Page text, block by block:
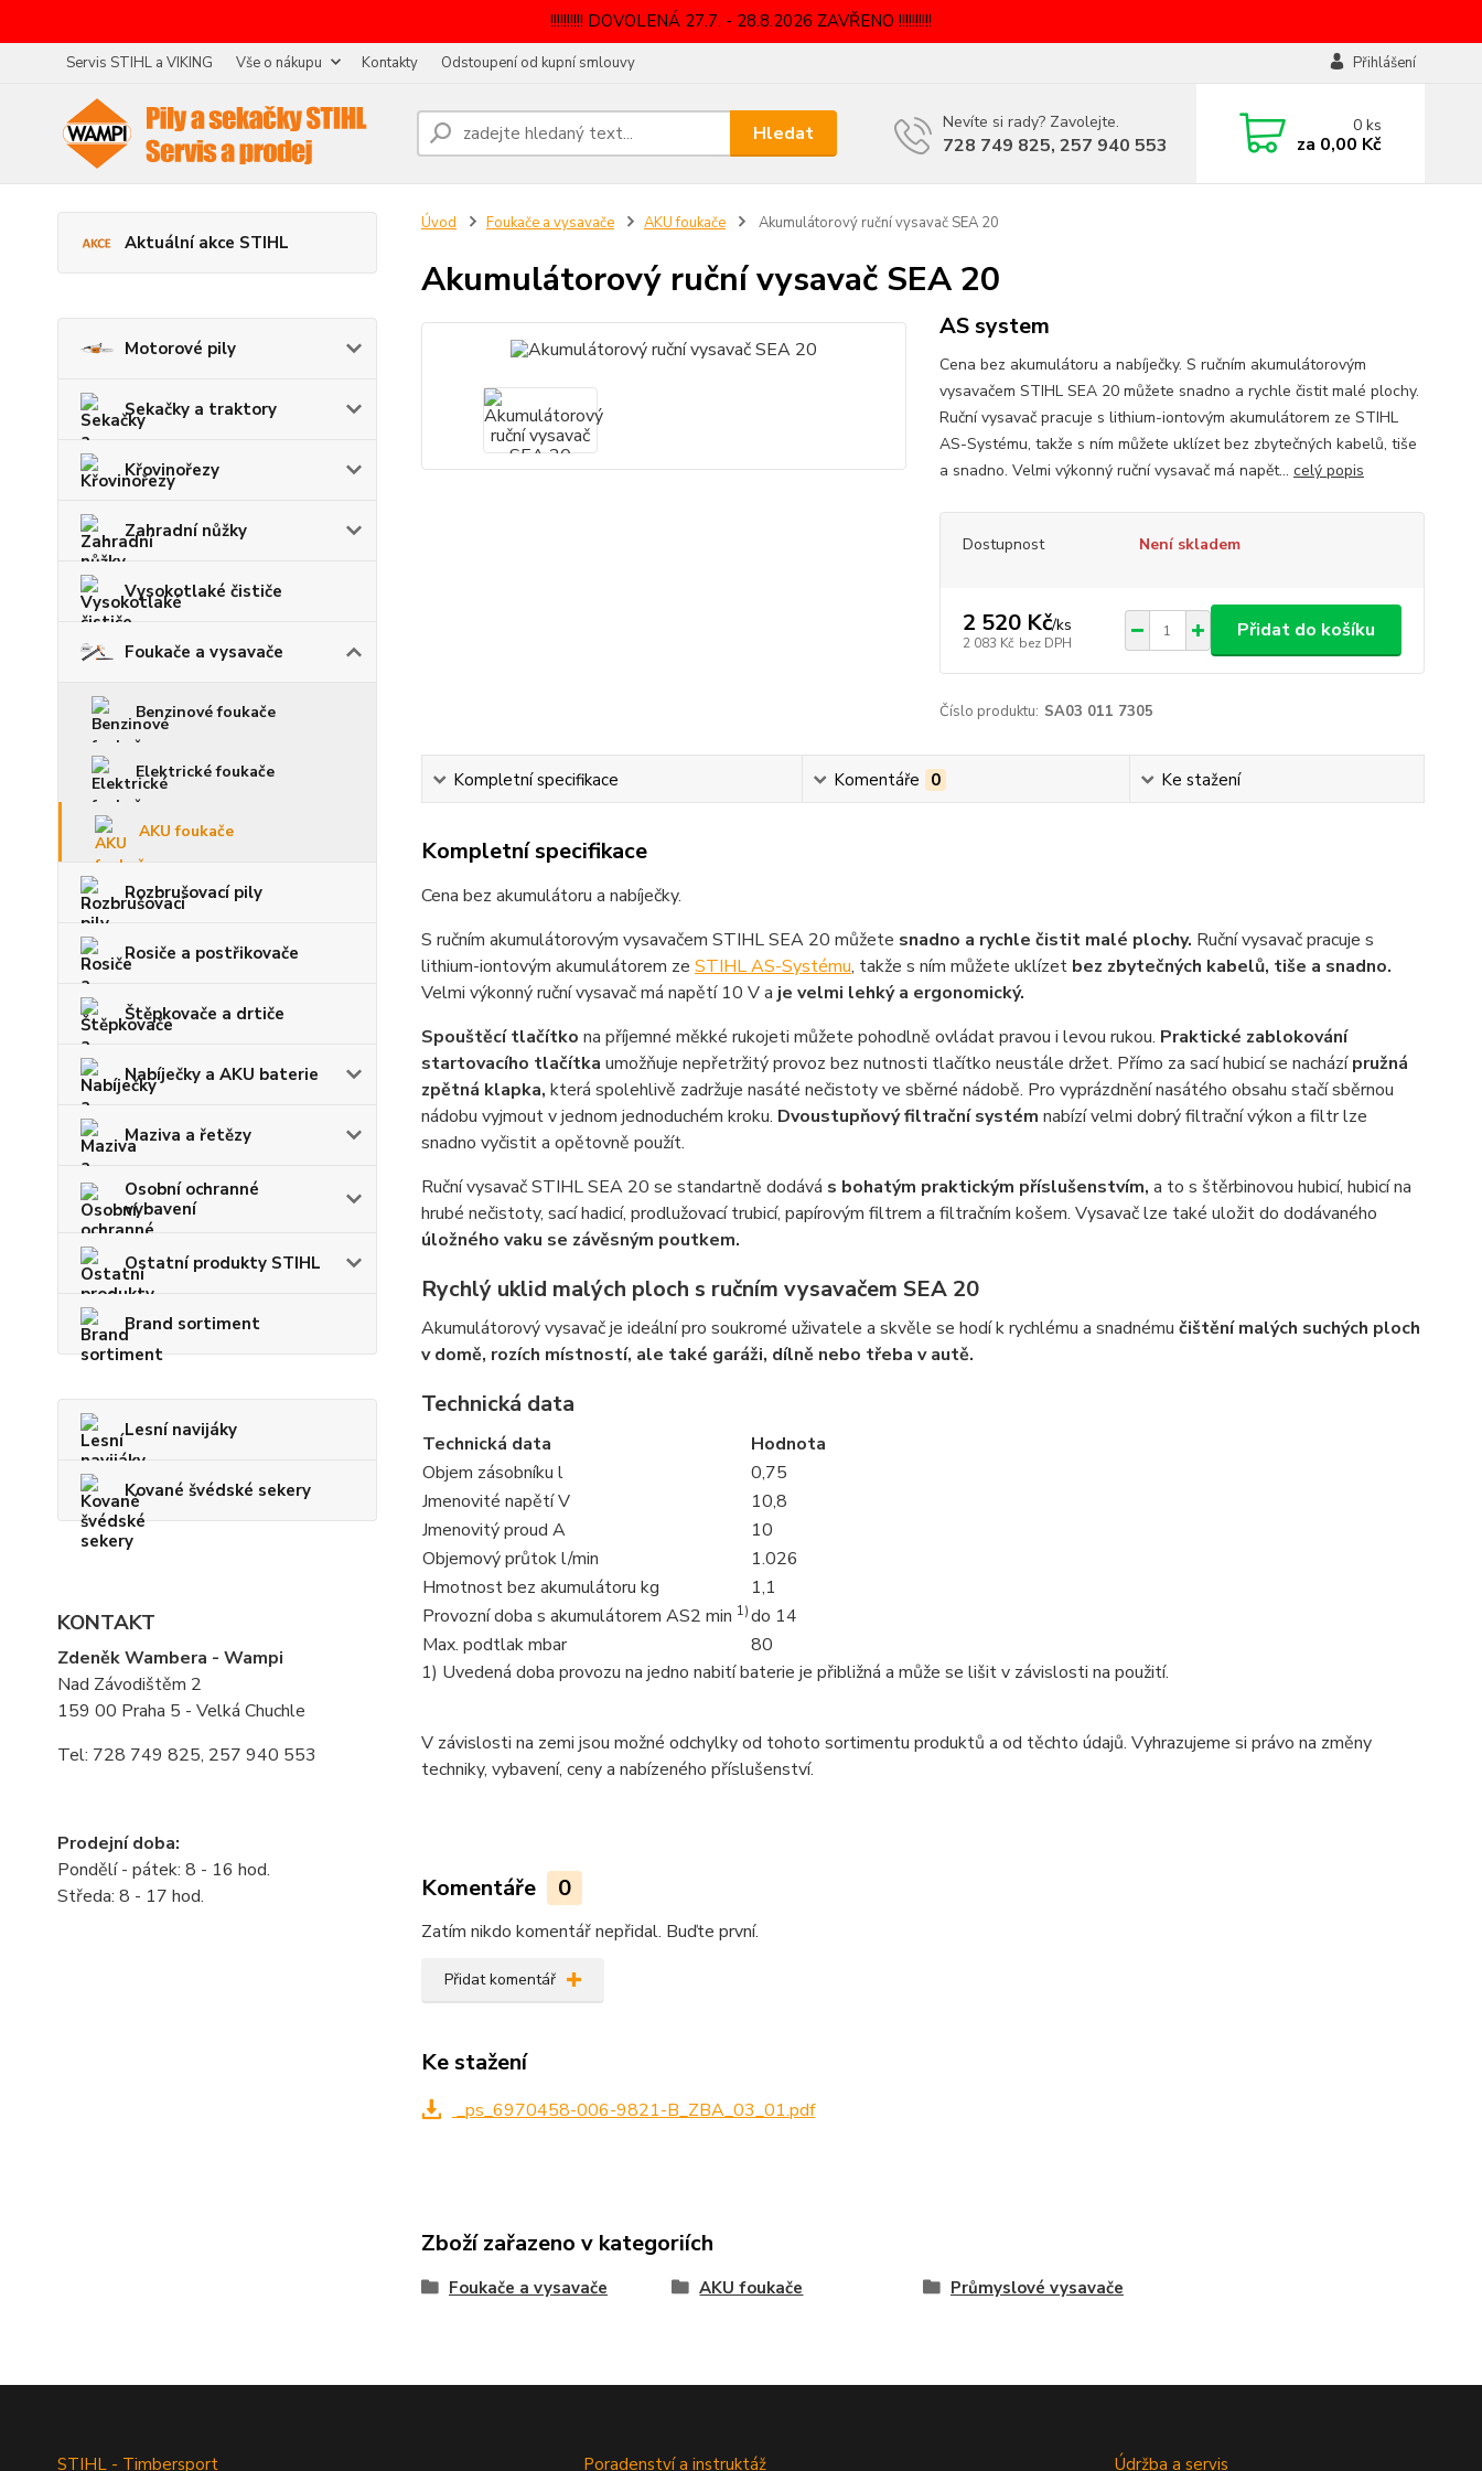
!!!!!!!!!! DOVOLENÁ 27.7. - 28.8.2026 ZAVŘENO !!!!!!!!!!
Servis STIHL a VIKING Vše o nákupu Kontakty Odstoupení od kupní smlouvy Přihlášení
Hledat Nevíte si rady? Zavolejte.
728 749 825, 257 940 553
0ks
za 0,00 Kč
Aktuální akce STIHL
Motorové pily
Sekačky a traktory
Křovinořezy
Zahradní nůžky
Vysokotlaké čističe
Foukače a vysavače
Benzinové foukače
Elektrické foukače
AKU foukače
Rozbrušovací pily
Rosiče a postřikovače
Štěpkovače a drtiče
Nabíječky a AKU baterie
Maziva a řetězy
Osobní ochranné
vybavení
Ostatní produkty STIHL
Brand sortiment
Lesní navijáky
Kované švédské sekery
KONTAKT
Zdeněk Wambera - Wampi
Nad Závodištěm 2
159 00 Praha 5 - Velká Chuchle
Tel: 728 749 825, 257 940 553
Prodejní doba:
Pondělí - pátek: 8 - 16 hod.
Středa: 8 - 17 hod.
Úvod Foukače a vysavače AKU foukače Akumulátorový ruční vysavač SEA 20
Akumulátorový ruční vysavač SEA 20
AS system
Cena bez akumulátoru a nabíječky. S ručním akumulátorovým
vysavačem STIHL SEA 20 můžete snadno a rychle čistit malé plochy.
Ruční vysavač pracuje s lithium-iontovým akumulátorem ze STIHL
AS-Systému, takže s ním můžete uklízet bez zbytečných kabelů, tiše
a snadno. Velmi výkonný ruční vysavač má napět... celý popis
Dostupnost Není skladem
2 520 Kč/ks
2 083 Kč bez DPH
Přidat do košíku
Číslo produktu: SA03 011 7305
Kompletní specifikace Komentáře 0 Ke stažení
Kompletní specifikace
Cena bez akumulátoru a nabíječky.
S ručním akumulátorovým vysavačem STIHL SEA 20 můžete snadno a rychle čistit malé plochy. Ruční vysavač pracuje s
lithium-iontovým akumulátorem ze STIHL AS-Systému, takže s ním můžete uklízet bez zbytečných kabelů, tiše a snadno.
Velmi výkonný ruční vysavač má napětí 10 V a je velmi lehký a ergonomický.
Spouštěcí tlačítko na příjemné měkké rukojeti můžete pohodlně ovládat pravou i levou rukou. Praktické zablokování
startovacího tlačítka umožňuje nepřetržitý provoz bez nutnosti tlačítko neustále držet. Přímo za sací hubicí se nacházípružná
zpětná klapka, která spolehlivě zadržuje nasáté nečistoty ve sběrné nádobě. Pro vyprázdnění nasátého obsahu stačí sběrnou
nádobu vyjmout v jednom jednoduchém kroku. Dvoustupňový filtrační systém nabízí velmi dobrý filtrační výkon a filtr lze
snadno vyčistit a opětovně použít.
Ruční vysavač STIHL SEA 20 se standartně dodává s bohatým praktickým příslušenstvím, a to s štěrbinovou hubicí, hubicí na
hrubé nečistoty, sací hadicí, prodlužovací trubicí, papírovým filtrem a filtračním košem. Vysavač lze také uložit do dodávaného
úložného vaku se závěsným poutkem.
Rychlý uklid malých ploch s ručním vysavačem SEA 20
Akumulátorový vysavač je ideální pro soukromé uživatele a skvěle se hodí k rychlému a snadnému čištění malých suchých ploch
v domě, rozích místností, ale také garáži, dílně nebo třeba v autě.
Technická data
Technická data
Hodnota
Objem zásobníku l
0,75
Jmenovité napětí V
10,8
Jmenovitý proud A
10
Objemový průtok l/min
1.026
Hmotnost bez akumulátoru kg
1,1
Provozní doba s akumulátorem AS2 min 1)do 14
Max. podtlak mbar
80
1) Uvedená doba provozu na jedno nabití baterie je přibližná a může se lišit v závislosti na použití.
V závislosti na zemi jsou možné odchylky od tohoto sortimentu produktů a od těchto údajů. Vyhrazujeme si právo na změny
techniky, vybavení, ceny a nabízeného příslušenství.
Komentáře 0
Zatím nikdo komentář nepřidal. Buďte první.
Přidat komentář
Ke stažení
_ps_6970458-006-9821-B_ZBA_03_01.pdf
Zboží zařazeno v kategoriích
Foukače a vysavače AKU foukače Průmyslové vysavače
STIHL - Timbersport Poradenství a instruktáž Údržba a servis